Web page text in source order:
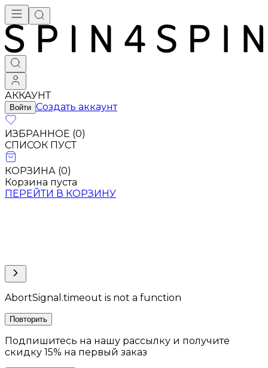
АККАУНТ
Войти Создать аккаунт
ИЗБРАННОЕ (0)
СПИСОК ПУСТ
КОРЗИНА (0)
Корзина пуста
ПЕРЕЙТИ В КОРЗИНУ
AbortSignal.timeout is not a function
Повторить
Подпишитесь на нашу рассылку и получите
скидку 15% на первый заказ